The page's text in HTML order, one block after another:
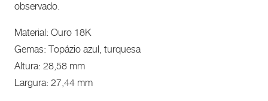
observado.
Material: Ouro 18K
Gemas: Topázio azul, turquesa
Altura: 28,58 mm
Largura: 27,44 mm